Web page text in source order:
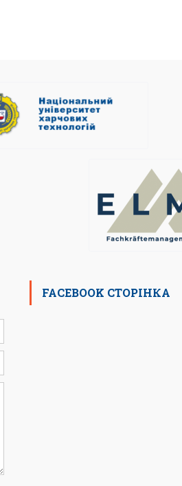
FACEBOOK СТОРІНКА